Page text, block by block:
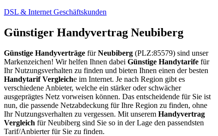
DSL & Internet Geschäftskunden
Günstiger Handyvertrag Neubiberg
Günstige Handyverträge fürNeubiberg (PLZ:85579) sind unser
Markenzeichen! Wir helfen Ihnen dabei Günstige Handytarife für
Ihr Nutzungsverhalten zu finden und bieten Ihnen einen der besten
Handytarif Vergleiche im Internet. Je nach Region gibt es
verschiedene Anbieter, welche ein stärker oder schwächer
ausgeprägtes Netz vorweisen können. Das entscheidende für Sie ist
nun, die passende Netzabdeckung für Ihre Region zu finden, ohne
Ihr Nutzungsverhalten zu vergessen. Mit unserem Handyvertrag
Vergleich für Neubiberg sind Sie so in der Lage den passendsten
Tarif/Anbierter für Sie zu finden.